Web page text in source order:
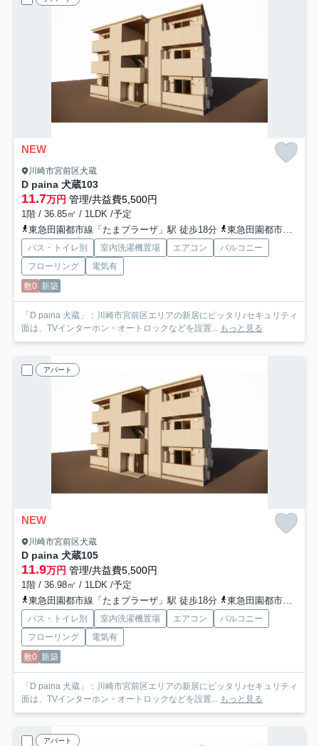
NEW
川崎市宮前区犬蔵
D paina 犬蔵103
11.7万円 管理/共益費5,500円
1階 / 36.85㎡ / 1LDK /予定
東急田園都市線「たまプラーザ」駅 徒歩18分
東急田園都市線「鷺沼」駅 徒歩25分
バス・トイレ別 室内洗濯機置場 エアコン
バルコニー
フローリング
電気有
敷0 新築
「D paina 犬蔵」：川崎市宮前区エリアの新居にピッタリ♪セキュリティ
面は、TVインターホン・オートロックなどを設置... もっと見る
アパート
NEW
川崎市宮前区犬蔵
D paina 犬蔵105
11.9万円 管理/共益費5,500円
1階 / 36.98㎡ / 1LDK /予定
東急田園都市線「たまプラーザ」駅 徒歩18分
東急田園都市線「鷺沼」駅 徒歩25分
バス・トイレ別 室内洗濯機置場 エアコン
バルコニー
フローリング
電気有
敷0 新築
「D paina 犬蔵」：川崎市宮前区エリアの新居にピッタリ♪セキュリティ
面は、TVインターホン・オートロックなどを設置... もっと見る
アパート